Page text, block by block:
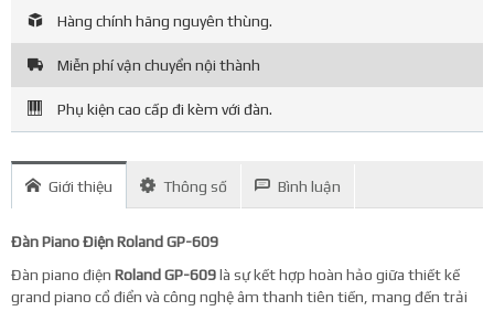
Hàng chính hãng nguyên thùng.
Miễn phí vận chuyển nội thành
Phụ kiện cao cấp đi kèm với đàn.
Giới thiệu Thông số Bình luận
Đàn Piano Điện Roland GP-609
Đàn piano điện Roland GP-609là sự kết hợp hoàn hảo giữa thiết kế
grand piano cổ điển và công nghệ âm thanh tiên tiến, mang đến trải